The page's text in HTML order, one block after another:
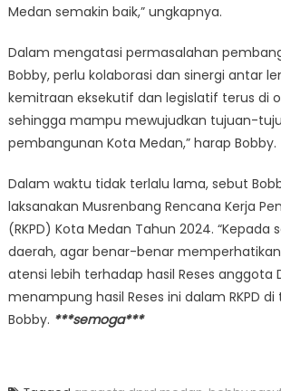
Medan semakin baik,” ungkapnya.
Dalam mengatasi permasalahan
Bobby, perlu kolaborasi dan sinergi antar
kemitraan eksekutif dan legislatif terus di
sehingga mampu mewujudkan tujuan-
pembangunan Kota Medan,” harap Bobby.
Dalam waktu tidak terlalu lama, sebut
laksanakan Musrenbang Rencana Kerja
(RKPD) Kota Medan Tahun 2024. “Kepada
daerah, agar benar-benar
atensi lebih terhadap hasil Reses anggota
menampung hasil Reses ini dalam RKPD
Bobby. ***semoga***